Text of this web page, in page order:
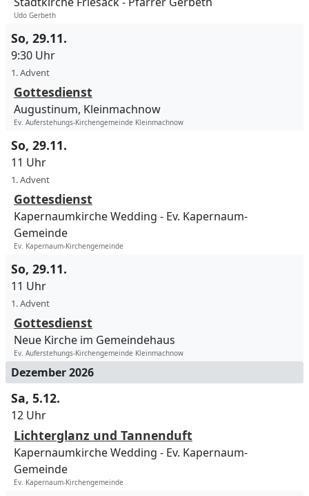
Udo Gerbeth
So, 29.11.
9:30 Uhr
1. Advent
Gottesdienst
Augustinum, Kleinmachnow
Ev. Auferstehungs-Kirchengemeinde Kleinmachnow
So, 29.11.
11 Uhr
1. Advent
Gottesdienst
Kapernaumkirche Wedding
Ev. Kapernaum-
Gemeinde
Ev. Kapernaum-Kirchengemeinde
So, 29.11.
11 Uhr
1. Advent
Gottesdienst
Neue Kirche im Gemeindehaus
Ev. Auferstehungs-Kirchengemeinde Kleinmachnow
Dezember 2026
Sa, 5.12.
12 Uhr
Lichterglanz und Tannenduft
Kapernaumkirche Wedding
Ev. Kapernaum-
Gemeinde
Ev. Kapernaum-Kirchengemeinde